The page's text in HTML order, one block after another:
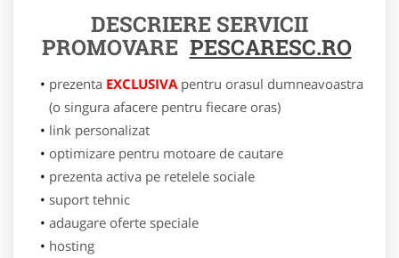
DESCRIERE SERVICII
PROMOVARE PESCARESC.RO
prezenta EXCLUSIVApentru orasul dumneavoastra
(o singura afacere pentru fiecare oras)
link personalizat
optimizare pentru motoare de cautare
prezenta activa pe retelele sociale
suport tehnic
adaugare oferte speciale
hosting